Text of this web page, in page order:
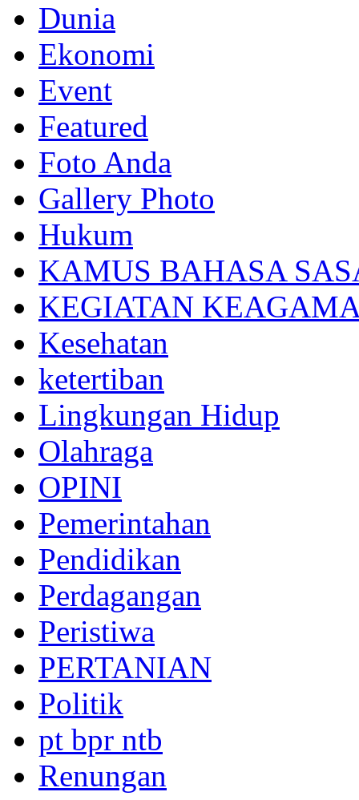
Dunia
Ekonomi
Event
Featured
Foto Anda
Gallery Photo
Hukum
KAMUS BAHASA
KEGIATAN
Kesehatan
ketertiban
Lingkungan Hidup
Olahraga
OPINI
Pemerintahan
Pendidikan
Perdagangan
Peristiwa
PERTANIAN
Politik
pt bpr ntb
Renungan